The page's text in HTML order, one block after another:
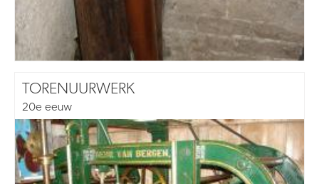
TORENUURWERK
20e eeuw